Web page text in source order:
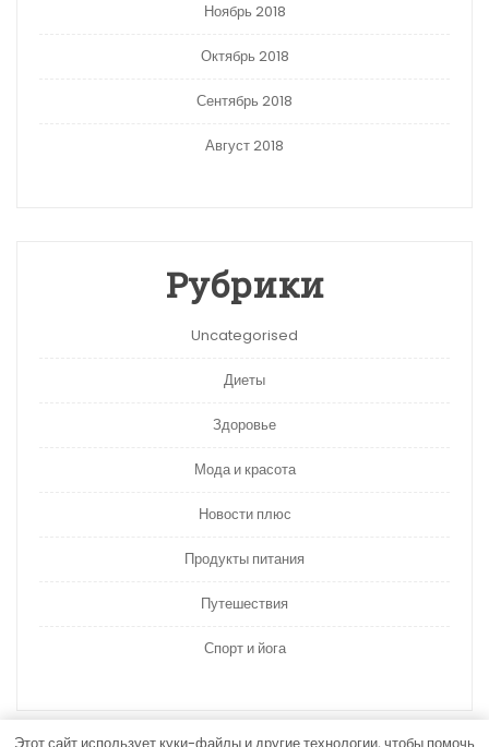
Ноябрь 2018
Октябрь 2018
Сентябрь 2018
Август 2018
Рубрики
Uncategorised
Диеты
Здоровье
Мода и красота
Новости плюс
Продукты питания
Путешествия
Спорт и йога
Этот сайт использует куки-файлы и другие технологии, чтобы помочь